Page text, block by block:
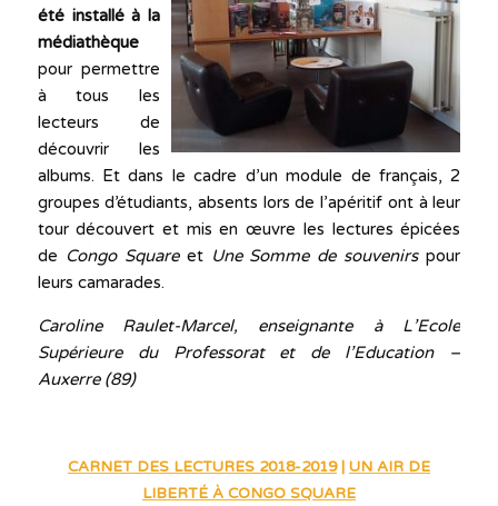
été installé à la
médiathèque
pour permettre
à tous les
lecteurs de
découvrir les
albums. Et dans le cadre d’un module de français, 2
groupes d’étudiants, absents lors de l’apéritif ont à leur
tour découvert et mis en œuvre les lectures épicées
de Congo Squareet Une Somme de souvenirspour
leurs camarades.
Caroline Raulet-Marcel, enseignante à L’Ecole
Supérieure du Professorat et de l’Education –
Auxerre (89)
CARNET DES LECTURES 2018-2019| UN AIR DE
LIBERTÉ À CONGO SQUARE